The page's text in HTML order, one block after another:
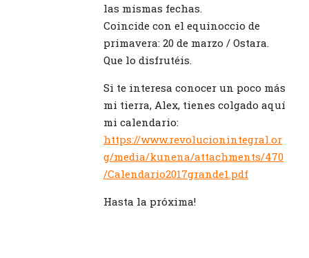
las mismas fechas.
Coincide con el equinoccio de
primavera: 20 de marzo / Ostara.
Que lo disfrutéis.
Si te interesa conocer un poco más
mi tierra, Alex, tienes colgado aquí
mi calendario:
https://www.revolucionintegral.or
g/media/kunena/attachments/470
/Calendario2017grande1.pdf
Hasta la próxima!